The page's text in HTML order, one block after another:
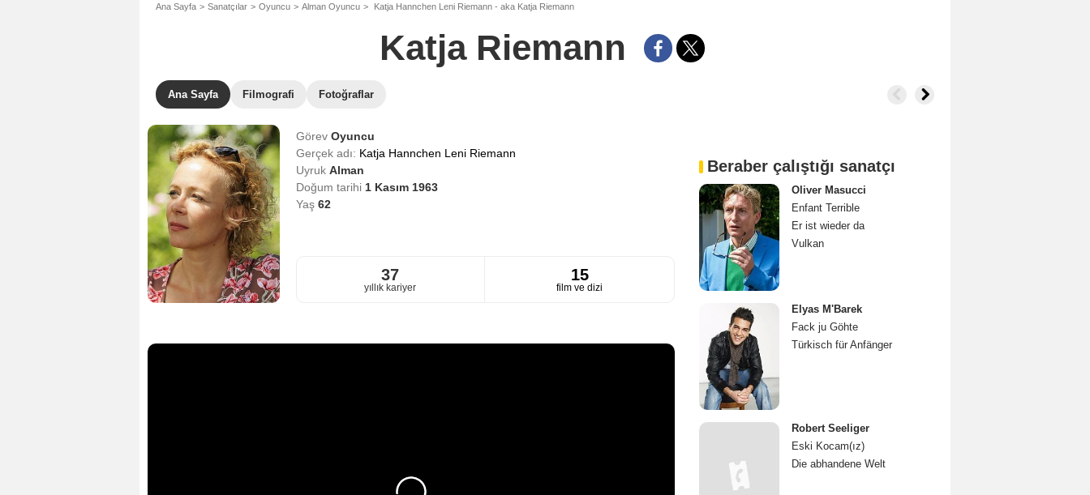
Ana Sayfa Sanatçılar Oyuncu Alman Oyuncu Katja Hannchen Leni Riemann - aka Katja Riemann
Katja Riemann
Ana Sayfa Filmografi Fotoğraflar
Görev Oyuncu
Gerçek adı: Katja Hannchen Leni Riemann
Uyruk Alman
Doğum tarihi 1 Kasım 1963
Yaş 62
37
yıllık kariyer
15
film ve dizi
Beraber çalıştığı sanatçı
Oliver Masucci
Enfant Terrible
Er ist wieder da
Vulkan
Elyas M'Barek
Fack ju Göhte
Türkisch für Anfänger
Robert Seeliger
Eski Kocam(ız)
Die abhandene Welt